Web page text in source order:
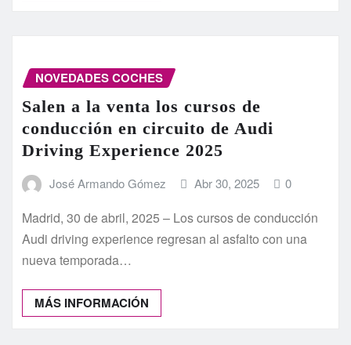
NOVEDADES COCHES
Salen a la venta los cursos de
conducción en circuito de Audi
Driving Experience 2025
José Armando Gómez Abr 30, 2025 0
Madrid, 30 de abril, 2025 – Los cursos de conducción
Audi driving experience regresan al asfalto con una
nueva temporada…
MÁS INFORMACIÓN